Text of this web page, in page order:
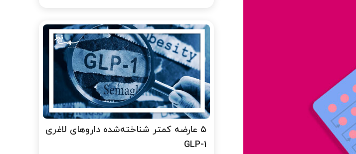
۵ عارضه کمتر شناخته‌شده داروهای لاغری
GLP-1